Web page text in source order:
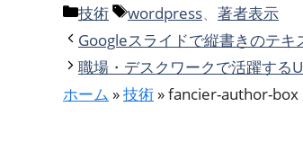
カ
テ
ゴ
リ
技術
タ
グ
wordpress
著者表示
Googleスライドで縦書きのテキ
職場・デスクワークで活躍する
ホーム »技術 »fancier-author-box